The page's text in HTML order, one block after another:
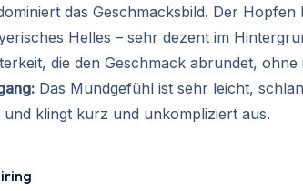
das Geschmacksbild. Der Hopfen
Helles – sehr dezent im
die den Geschmack abrundet,
Das Mundgefühl ist sehr leicht,
und klingt kurz und unkompliziert aus.